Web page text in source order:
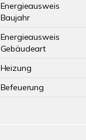
Energieausweis
Baujahr
Energieausweis
Gebäudeart
Heizung
Befeuerung